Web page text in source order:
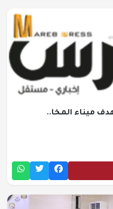
تستهدف ميناء المخا..